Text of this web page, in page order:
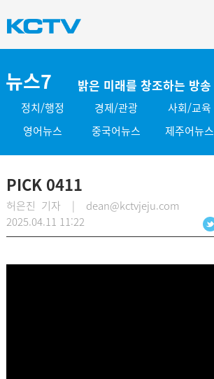
뉴스7 밝은 미래를 창조하는 방송
정치/행정 경제/관광 사회/교육
영어뉴스
중국어뉴스 제주어뉴스
PICK 0411
허은진 기자 | dean@kctvjeju.com
2025.04.11 11:22